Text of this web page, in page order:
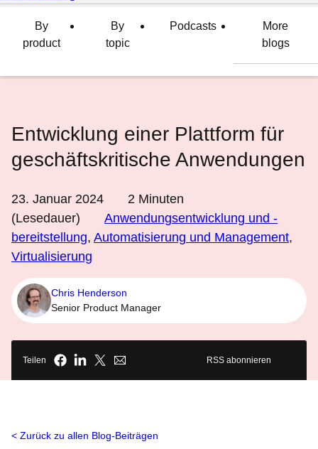
By
product
By
topic
Podcasts
More
blogs
Entwicklung einer Plattform für
geschäftskritische Anwendungen
23. Januar 2024 2 Minuten
(Lesedauer)
Anwendungsentwicklung und -
bereitstellung, Automatisierung und Management,
Virtualisierung
Chris Henderson
Senior Product Manager
Teilen RSS abonnieren
Zurück zu allen Blog-Beiträgen